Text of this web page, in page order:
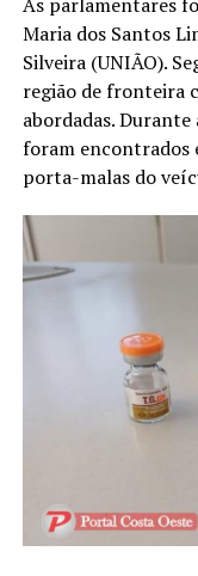
Maria dos Santos
Silveira (UNIÃO).
região de fronteira
abordadas.
foram encontrados
porta-malas do